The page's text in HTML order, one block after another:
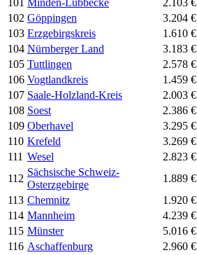
101 Minden-Lübbecke 2.103 €
102 Göppingen 3.204 €
103 Erzgebirgskreis 1.610 €
104 Nürnberger Land 3.183 €
105 Tuttlingen 2.578 €
106 Vogtlandkreis 1.459 €
107 Saale-Holzland-Kreis 2.003 €
108 Soest 2.386 €
109 Oberhavel 3.295 €
110 Krefeld 3.269 €
111 Wesel 2.823 €
112
Sächsische Schweiz-
Osterzgebirge
1.889 €
113 Chemnitz 1.920 €
114 Mannheim 4.239 €
115 Münster 5.016 €
116 Aschaffenburg 2.960 €